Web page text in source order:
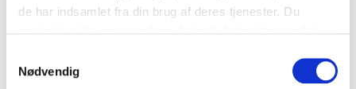
de har indsamlet fra din brug af deres tjenester. Du
Nødvendig